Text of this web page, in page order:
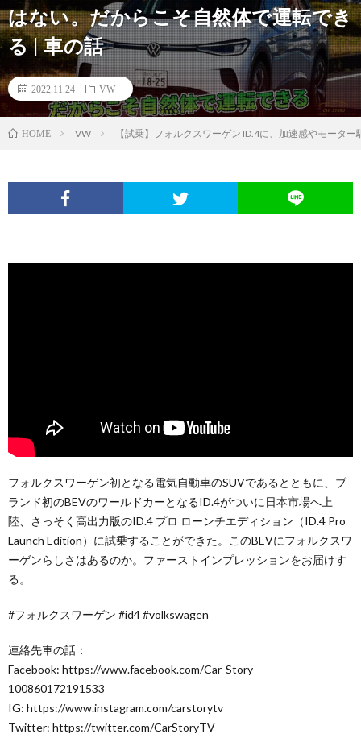
はない。だからこそ自然体で運転でき
る | 車の話
2022.11.24 VW
HOME VW 【試乗】フォルクスワーゲン ID.4に、加速感やモータ
フォルクスワーゲン初となる電気自動車のSUVであるとともに、ブ
ランド初のBEVのワールドカーとなるID.4がついに日本市場へ上
陸、さっそく高出力版のID.4 プロ ローンチエディション（ID.4 Pro
Launch Edition）に試乗することができた。このBEVにフォルクスワ
ーゲンらしさはあるのか。ファーストインプレッションをお届けす
る。
#フォルクスワーゲン #id4 #volkswagen
連絡先車の話：
Facebook: https://www.facebook.com/Car-Story-
100860172191533
IG: https://www.instagram.com/carstorytv
Twitter: https://twitter.com/CarStoryTV